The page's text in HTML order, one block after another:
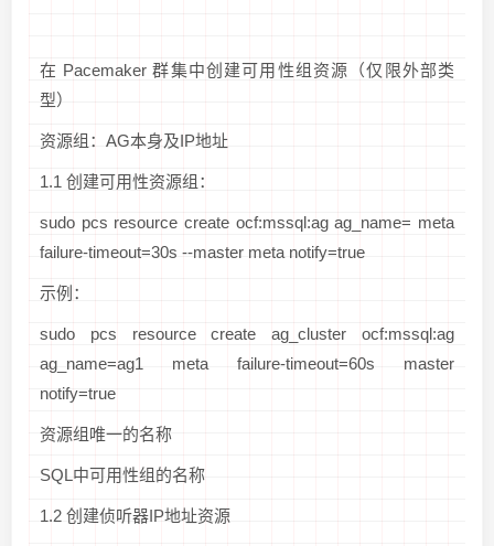
在 Pacemaker 群集中创建可用性组资源（仅限外部类
型）
资源组：AG本身及IP地址
1.1 创建可用性资源组：
sudo pcs resource create ocf:mssql:ag ag_name= meta
failure-timeout=30s --master meta notify=true
示例：
sudo pcs resource create ag_cluster ocf:mssql:ag
ag_name=ag1 meta failure-timeout=60s master
notify=true
资源组唯一的名称
SQL中可用性组的名称
1.2 创建侦听器IP地址资源